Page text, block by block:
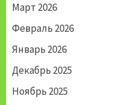
Март 2026
Февраль 2026
Январь 2026
Декабрь 2025
Ноябрь 2025